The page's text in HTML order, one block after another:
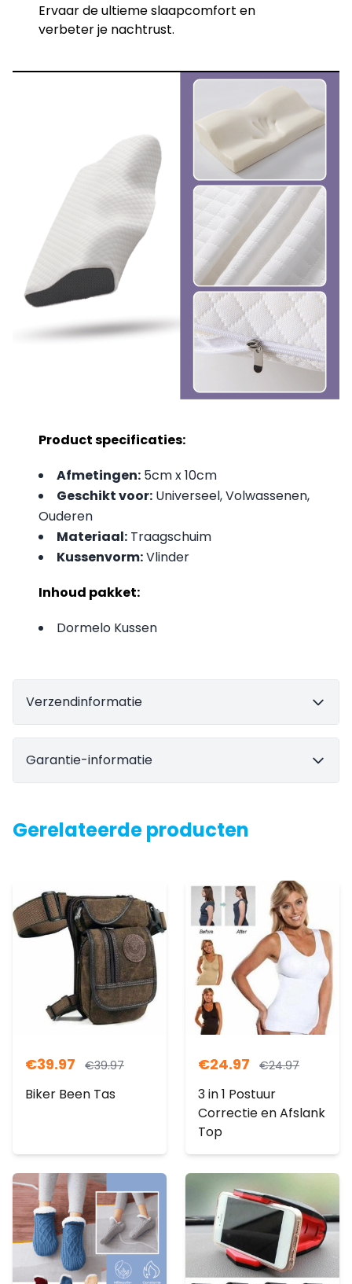
Ervaar de ultieme slaapcomfort en
verbeter je nachtrust.
Product specificaties:
Afmetingen: 5cm x 10cm
Geschikt voor: Universeel, Volwassenen,
Ouderen
Materiaal: Traagschuim
Kussenvorm:Vlinder
Inhoud pakket:
Dormelo Kussen
Verzendinformatie
Garantie-informatie
Gerelateerde producten
€39.97 €39.97
Biker Been Tas
€24.97 €24.97
3 in 1 Postuur
Correctie en Afslank
Top